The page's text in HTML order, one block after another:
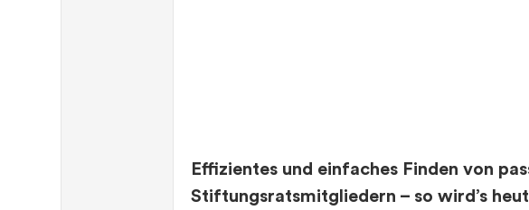
Effizientes und einfaches Finden von
Stiftungsratsmitgliedern – so wird’s